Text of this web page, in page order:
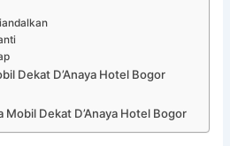
Dekat D’Anaya Hotel Bogor
Mobil Dekat D’Anaya Hotel Bogor